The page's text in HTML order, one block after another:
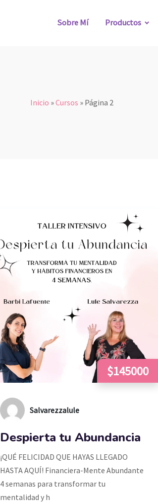
Sobre Mí Productos
Inicio »Cursos » Página 2
$145000
Salvarezzalule
Despierta tu Abundancia
¡QUÉ FELICIDAD QUE HAYAS LLEGADO
HASTA AQUÍ! Financiera-Mente Abundante
4 semanas para transformar tu
mentalidad y h